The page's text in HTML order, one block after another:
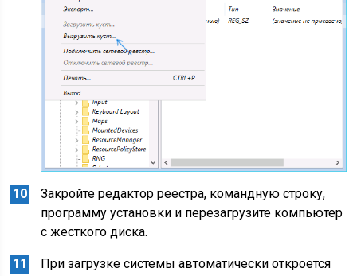
Закройте редактор реестра, командную строку,
программу установки и перезагрузите компьютер
с жесткого диска.
При загрузке системы автоматически откроется